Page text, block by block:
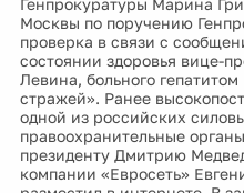
Москвы по поручению
проверка в связи с
состоянии здоровья вице-
Левина, больного
стражей». Ранее
одной из российских
правоохранительные
президенту Дмитрию
компании «Евросеть»